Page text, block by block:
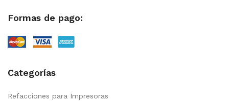
Formas de pago:
Categorías
Refacciones para Impresoras